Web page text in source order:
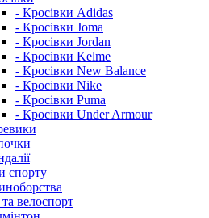
- Кросівки Adidas
- Кросівки Joma
- Кросівки Jordan
- Кросівки Kelme
- Кросівки New Balance
- Кросівки Nike
- Кросівки Puma
- Кросівки Under Armour
спорту
та велоспорт